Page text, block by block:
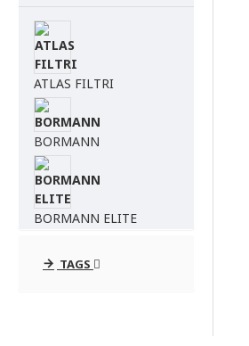
Οικιακής Χρήσης
Παλετοφόρα -
Περονοφόρα
Πλυστικές Μηχανές
Φίλτρα νερού
Ψησταριές
ATLAS FILTRI
BORMANN
BORMANN ELITE
TAGS